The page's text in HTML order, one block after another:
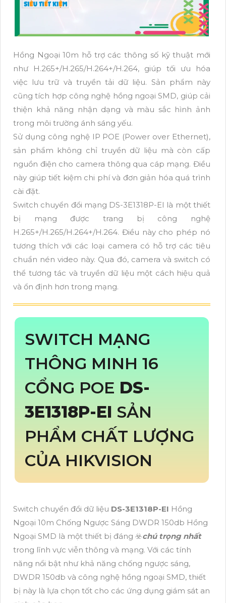
Hồng Ngoại 10m hỗ trợ các thông số kỹ thuật mới
như H.265+/H.265/H.264+/H.264, giúp tối ưu hóa
việc lưu trữ và truyền tải dữ liệu. Sản phẩm này
cũng tích hợp công nghệ hồng ngoại SMD, giúp cải
thiện khả năng nhận dạng và màu sắc hình ảnh
trong môi trường ánh sáng yếu.
Sử dụng công nghệ IP POE (Power over Ethernet),
sản phẩm không chỉ truyền dữ liệu mà còn cấp
nguồn điện cho camera thông qua cáp mạng. Điều
này giúp tiết kiệm chi phí và đơn giản hóa quá trình
cài đặt.
Switch chuyển đổi mạng DS-3E1318P-EI là một thiết
bị mạng được trang bị công nghệ
H.265+/H.265/H.264+/H.264. Điều này cho phép nó
tương thích với các loại camera có hỗ trợ các tiêu
chuẩn nén video này. Qua đó, camera và switch có
thể tương tác và truyền dữ liệu một cách hiệu quả
và ổn định hơn trong mạng.
SWITCH MẠNG
THÔNG MINH 16
CỔNG POE DS-
3E1318P-EI SẢN
PHẨM CHẤT LƯỢNG
CỦA HIKVISION
Switch chuyển đổi dữ liệu DS-3E1318P-EI Hồng
Ngoại 10m Chống Ngược Sáng DWDR 150db Hồng
Ngoại SMD là một thiết bị đáng ☣️chú trọng nhất
trong lĩnh vực viễn thông và mạng. Với các tính
năng nổi bật như khả năng chống ngược sáng,
DWDR 150db và công nghệ hồng ngoại SMD, thiết
bị này là lựa chọn tốt cho các ứng dụng giám sát an